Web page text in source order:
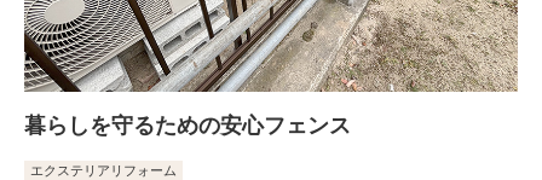
暮らしを守るための安心フェンス
エクステリアリフォーム